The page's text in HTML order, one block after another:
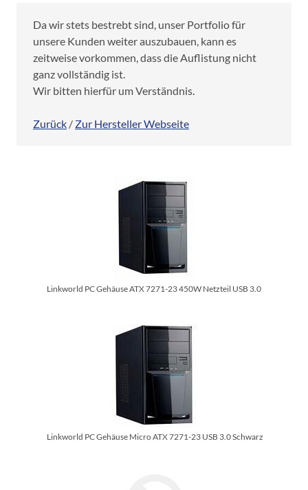
Da wir stets bestrebt sind, unser Portfolio für
unsere Kunden weiter auszubauen, kann es
zeitweise vorkommen, dass die Auflistung nicht
ganz vollständig ist.
Wir bitten hierfür um Verständnis.
Zurück / Zur Hersteller Webseite
Linkworld PC Gehäuse ATX 7271-23 450W Netzteil USB 3.0
Linkworld PC Gehäuse Micro ATX 7271-23 USB 3.0 Schwarz